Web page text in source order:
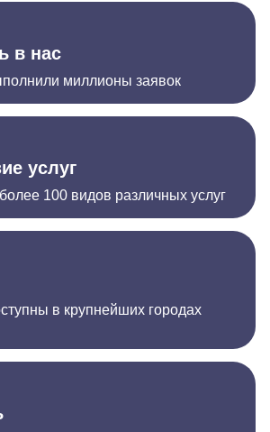
в нас
миллионы заявок
услуг
100 видов различных услуг
в крупнейших городах